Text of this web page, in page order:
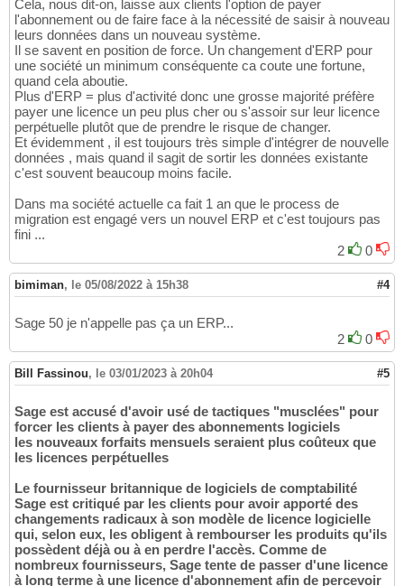
Cela, nous dit-on, laisse aux clients l'option de payer
l'abonnement ou de faire face à la nécessité de saisir à nouveau
leurs données dans un nouveau système.
Il se savent en position de force. Un changement d'ERP pour
une société un minimum conséquente ca coute une fortune,
quand cela aboutie.
Plus d'ERP = plus d'activité donc une grosse majorité préfère
payer une licence un peu plus cher ou s'assoir sur leur licence
perpétuelle plutôt que de prendre le risque de changer.
Et évidemment , il est toujours très simple d'intégrer de nouvelle
données , mais quand il sagit de sortir les données existante
c'est souvent beaucoup moins facile.
Dans ma société actuelle ca fait 1 an que le process de
migration est engagé vers un nouvel ERP et c'est toujours pas
fini ...
2
0
bimiman, le 05/08/2022 à 15h38 #4
Sage 50 je n'appelle pas ça un ERP...
2
0
Bill Fassinou, le 03/01/2023 à 20h04 #5
Sage est accusé d'avoir usé de tactiques "musclées" pour
forcer les clients à payer des abonnements logiciels
les nouveaux forfaits mensuels seraient plus coûteux que
les licences perpétuelles
Le fournisseur britannique de logiciels de comptabilité
Sage est critiqué par les clients pour avoir apporté des
changements radicaux à son modèle de licence logicielle
qui, selon eux, les obligent à rembourser les produits qu'ils
possèdent déjà ou à en perdre l'accès. Comme de
nombreux fournisseurs, Sage tente de passer d'une licence
à long terme à une licence d'abonnement afin de percevoir